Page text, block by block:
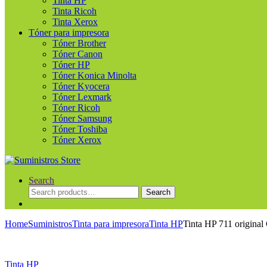
Tinta Ricoh
Tinta Xerox
Tóner para impresora
Tóner Brother
Tóner Canon
Tóner HP
Tóner Konica Minolta
Tóner Kyocera
Tóner Lexmark
Tóner Ricoh
Tóner Samsung
Tóner Toshiba
Tóner Xerox
Search
Search
for:
Search
HomeSuministrosTinta para impresoraTinta HPTinta HP 711
Tinta HP